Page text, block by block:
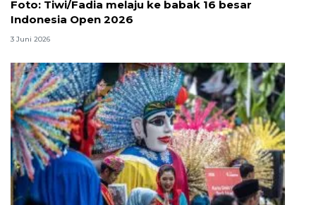
Foto: Tiwi/Fadia melaju ke babak 16 besar
Indonesia Open 2026
3 Juni 2026